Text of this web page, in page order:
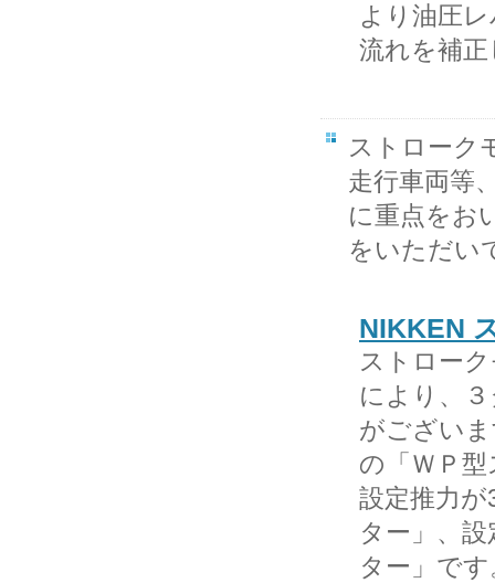
より油圧
流れを補
ストローク
走行車両等
に重点をお
をいただい
NIKKEN
ストロー
により、
がござい
の「ＷＰ
設定推力
ター」、
ター」です